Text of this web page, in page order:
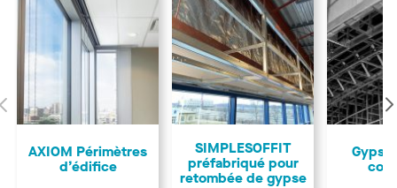
Précédent
AXIOM Périmètres
d’édifice
SIMPLESOFFIT
préfabriqué pour
retombée de gypse